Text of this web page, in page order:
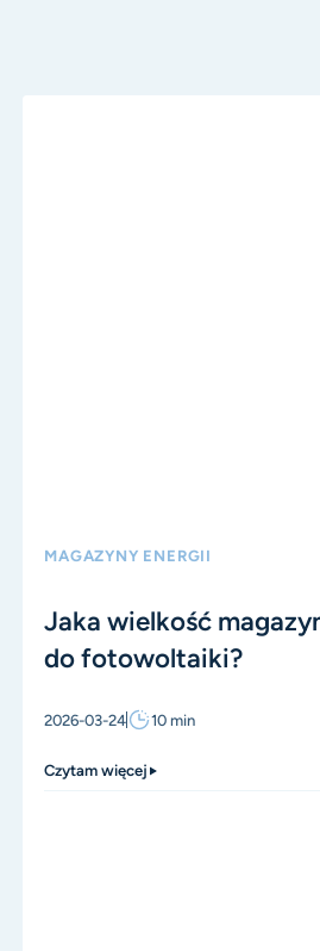
MAGAZYNY ENERGII
Jaka wielkość
do fotowoltaiki?
2026-03-24 10 min
Czytam więcej